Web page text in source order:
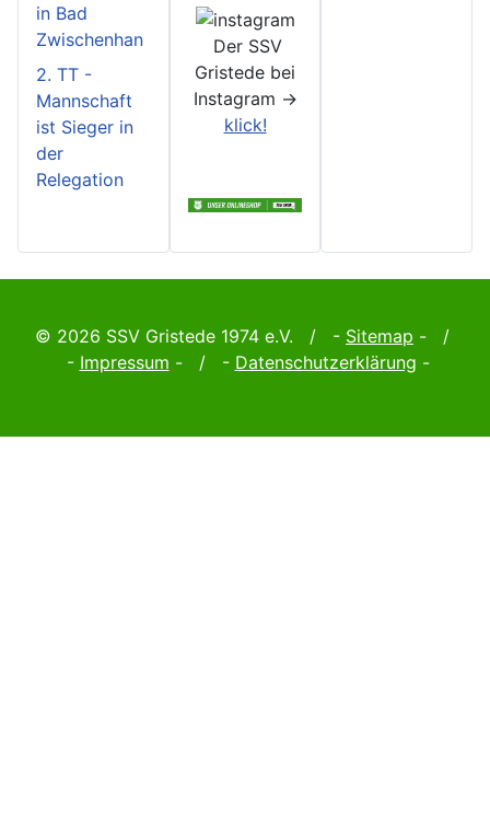
in Bad
Zwischenhan
2. TT -
Mannschaft
ist Sieger in
der
Relegation
Der SSV
Gristede bei
Instagram ->
klick!
© 2026 SSV Gristede 1974 e.V. / - Sitemap - /
- Impressum - / - Datenschutzerklärung -